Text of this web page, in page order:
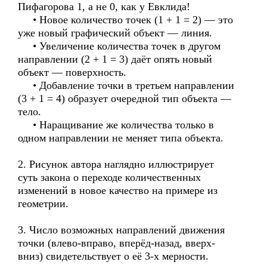
Пифагорова 1, а не 0, как у Евклида!
• Новое количество точек (1 + 1 = 2) — это
уже новый графический объект — линия.
• Увеличение количества точек в другом
направлении (2 + 1 = 3) даёт опять новый
объект — поверхность.
• Добавление точки в третьем направлении
(3 + 1 = 4) образует очередной тип объекта —
тело.
• Наращивание же количества только в
одном направлении не меняет типа объекта.
2. Рисунок автора наглядно иллюстрирует
суть закона о переходе количественных
изменений в новое качество на примере из
геометрии.
3. Число возможных направлений движения
точки (влево-вправо, вперёд-назад, вверх-
вниз) свидетельствует о её 3-х мерности.